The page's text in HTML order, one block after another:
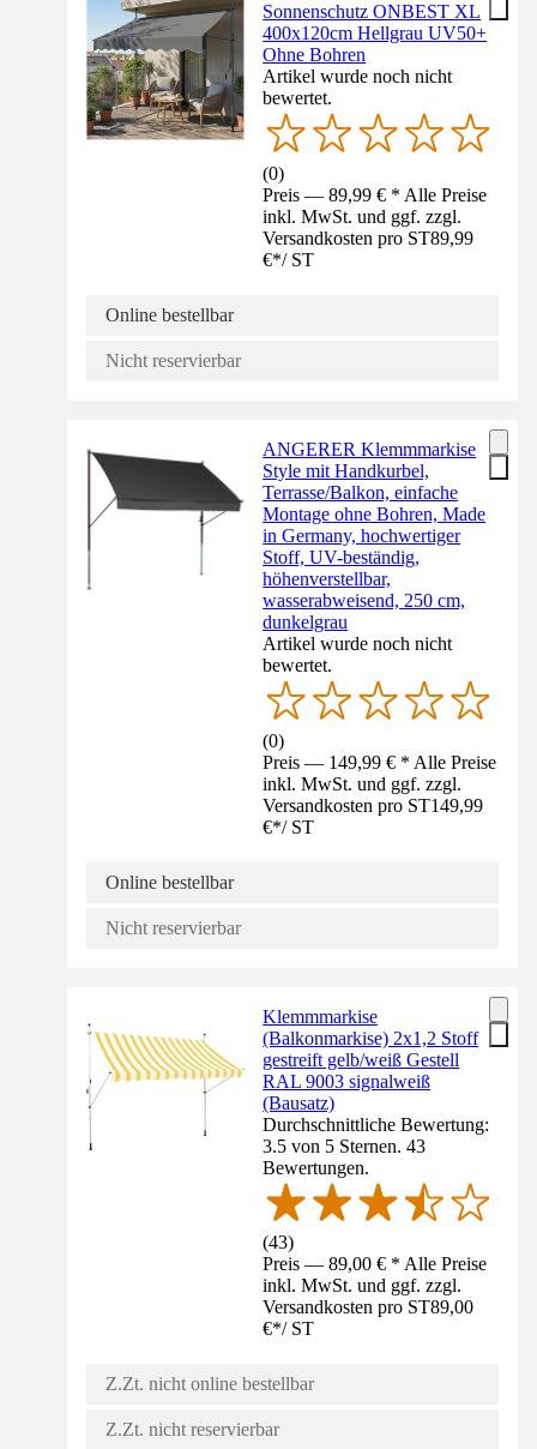
Sonnenschutz ONBEST XL
400x120cm Hellgrau UV50+
Ohne Bohren
Artikel wurde noch nicht
bewertet.
(0)
Preis — 89,99 € * Alle Preise
inkl. MwSt. und ggf. zzgl.
Versandkosten pro ST89,99
€*/ ST
Online bestellbar
Nicht reservierbar
ANGERER Klemmmarkise
Style mit Handkurbel,
Terrasse/Balkon, einfache
Montage ohne Bohren, Made
in Germany, hochwertiger
Stoff, UV-beständig,
höhenverstellbar,
wasserabweisend, 250 cm,
dunkelgrau
Artikel wurde noch nicht
bewertet.
(0)
Preis — 149,99 € * Alle Preise
inkl. MwSt. und ggf. zzgl.
Versandkosten pro ST149,99
€*/ ST
Online bestellbar
Nicht reservierbar
Klemmmarkise
(Balkonmarkise) 2x1,2 Stoff
gestreift gelb/weiß Gestell
RAL 9003 signalweiß
(Bausatz)
Durchschnittliche Bewertung:
3.5 von 5 Sternen. 43
Bewertungen.
(43)
Preis — 89,00 € * Alle Preise
inkl. MwSt. und ggf. zzgl.
Versandkosten pro ST89,00
€*/ ST
Z.Zt. nicht online bestellbar
Z.Zt. nicht reservierbar